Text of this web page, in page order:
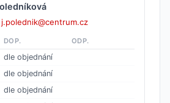
j.polednik@centrum.cz
DOP. ODP.
dle objednání
dle objednání
dle objednání